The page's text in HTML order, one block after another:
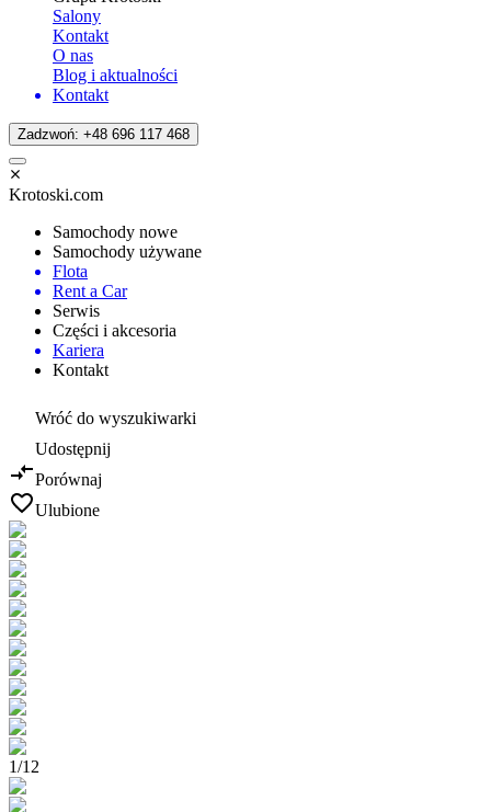
Salony
Kontakt
O nas
Blog i aktualności
Kontakt
Zadzwoń: +48 696 117 468
Krotoski.com
Samochody nowe
Samochody używane
Flota
Rent a Car
Serwis
Części i akcesoria
Kariera
Kontakt
Wróć do wyszukiwarki
Udostępnij
Porównaj
Ulubione
1/12